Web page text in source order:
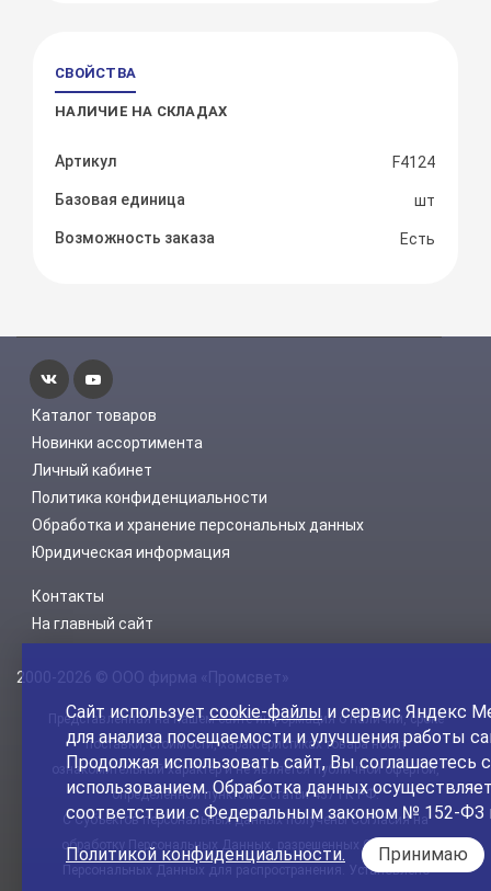
СВОЙСТВА
НАЛИЧИЕ НА СКЛАДАХ
Артикул F4124
Базовая единица шт
Возможность заказа Есть
Каталог товаров
Новинки ассортимента
Личный кабинет
Политика конфиденциальности
Обработка и хранение персональных данных
Юридическая информация
Контакты
На главный сайт
2000-2026 © ООО фирма «Промсвет»
Представленная на нашем сайте информация о наличии, сроке
поставки, стоимости, характеристиках товара носит
ознакомительный характер и не является публичной офертой,
определенной пунктом 2 статьи 437 ГК РФ.
С Субъектов персональных данных получены Согласия на
обработку Персональных Данных, разрешенных Субъектом
Персональных Данных для распространения. Установлено
Сайт используетcookie-файлы и сервис Яндекс
для анализа посещаемости и улучшения работы
Продолжая использовать сайт, Вы соглашаетесь
использованием. Обработка данных
соответствии с Федеральным законом № 152-ФЗ
Политикой конфиденциальности.
Принимаю